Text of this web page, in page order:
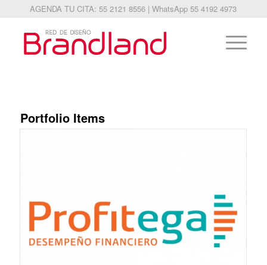
AGENDA TU CITA: 55 2121 8556 | WhatsApp 55 4192 4973
Portfolio Items